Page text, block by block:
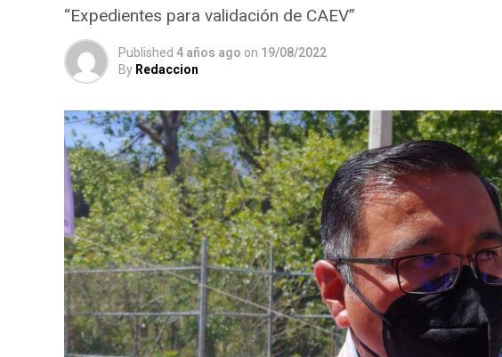
“Expedientes para validación de CAEV”
Published 4 años ago on 19/08/2022
By Redaccion